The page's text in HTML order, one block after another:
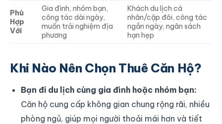
Phù
Hợp
Với
Gia đình, nhóm bạn,
công tác dài ngày,
muốn trải nghiệm địa
phương
Khách du lịch cá
nhân/cặp đôi, công tác
ngắn ngày, ngân sách
hạn hẹp
Khi Nào Nên Chọn Thuê Căn Hộ?
Bạn đi du lịch cùng gia đình hoặc nhóm bạn:
Căn hộ cung cấp không gian chung rộng rãi, nhiều
phòng ngủ, giúp mọi người thoải mái hơn và tiết